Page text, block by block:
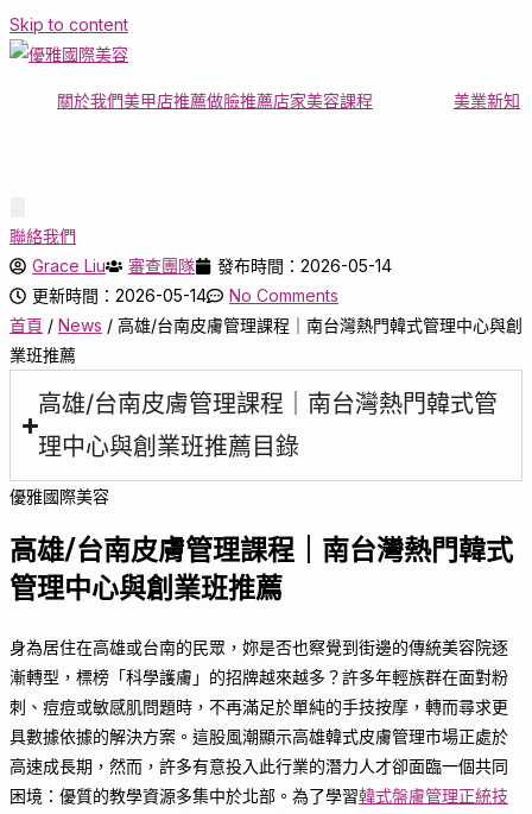
Skip to content
關於我們美甲店推薦做臉推薦店家美容課程 美業新知
Toggle
Menu
聯絡我們
Grace Liu
審查團隊
發布時間：2026-05-14
更新時間：2026-05-14
No Comments
首頁 / News / 高雄/台南皮膚管理課程｜南台灣熱門韓式管理中心與創
業班推薦
高雄/台南皮膚管理課程｜南台灣熱門韓式管
理中心與創業班推薦目錄
優雅國際美容
高雄/台南皮膚管理課程｜南台灣熱門韓式
管理中心與創業班推薦
身為居住在高雄或台南的民眾，妳是否也察覺到街邊的傳統美容院逐
漸轉型，標榜「科學護膚」的招牌越來越多？許多年輕族群在面對粉
刺、痘痘或敏感肌問題時，不再滿足於單純的手技按摩，轉而尋求更
具數據依據的解決方案。這股風潮顯示高雄韓式皮膚管理市場正處於
高速成長期，然而，許多有意投入此行業的潛力人才卻面臨一個共同
困境：優質的教學資源多集中於北部。為了學習韓式盤膚管理正統技